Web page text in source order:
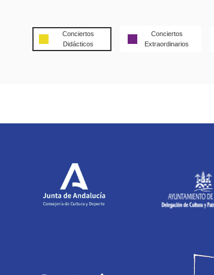
Conciertos
Didácticos
Conciertos
Extraordinarios